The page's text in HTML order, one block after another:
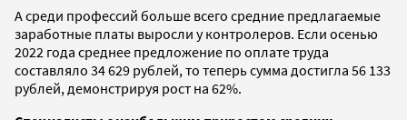
А среди профессий больше всего средние предлагаемые
заработные платы выросли у контролеров. Если осенью
2022 года среднее предложение по оплате труда
составляло 34 629 рублей, то теперь сумма достигла 56 133
рублей, демонстрируя рост на 62%.